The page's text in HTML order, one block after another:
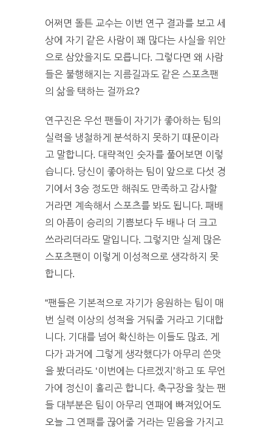
어쩌면 돌튼 교수는 이번 연구 결과를 보고 세
상에 자기 같은 사람이 꽤 많다는 사실을 위안
으로 삼았을지도 모릅니다. 그렇다면 왜 사람
들은 불행해지는 지름길과도 같은 스포츠팬
의 삶을 택하는 걸까요?
연구진은 우선 팬들이 자기가 좋아하는 팀의
실력을 냉철하게 분석하지 못하기 때문이라
고 말합니다. 대략적인 숫자를 풀어보면 이렇
습니다. 당신이 좋아하는 팀이 앞으로 다섯 경
기에서 3승 정도만 해줘도 만족하고 감사할
거라면 계속해서 스포츠를 봐도 됩니다. 패배
의 아픔이 승리의 기쁨보다 두 배나 더 크고
쓰라리더라도 말입니다. 그렇지만 실제 많은
스포츠팬이 이렇게 이성적으로 생각하지 못
합니다.
“팬들은 기본적으로 자기가 응원하는 팀이 매
번 실력 이상의 성적을 거둬줄 거라고 기대합
니다. 기대를 넘어 확신하는 이들도 많죠. 게
다가 과거에 그렇게 생각했다가 아무리 쓴맛
을 봤더라도 ‘이번에는 다르겠지’하고 또 무언
가에 정신이 홀리곤 합니다. 축구장을 찾는 팬
들 대부분은 팀이 아무리 연패에 빠져있어도
오늘 그 연패를 끊어줄 거라는 믿음을 가지고